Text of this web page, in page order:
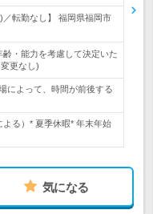
／転勤なし】 福岡県福岡市
・能力を考慮して決定いた
更なし)
によって、時間が前後する
る）* 夏季休暇* 年末年始
気になる